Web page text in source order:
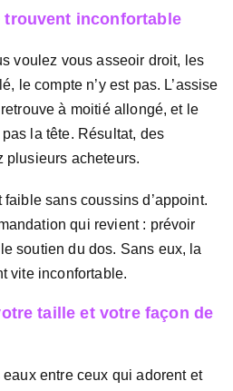
inconfortable
voulez vous asseoir droit, les
le compte n’y est pas. L’assise
à moitié allongé, et le
la tête. Résultat, des
plusieurs acheteurs.
sans coussins d’appoint.
qui revient : prévoir
soutien du dos. Sans eux, la
vite inconfortable.
taille et votre façon de
entre ceux qui adorent et